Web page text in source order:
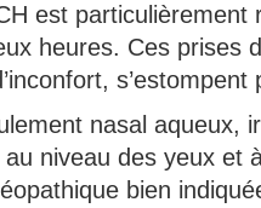
est
heures. Ces prises
s’estompent
nasal
niveau des yeux et
bien